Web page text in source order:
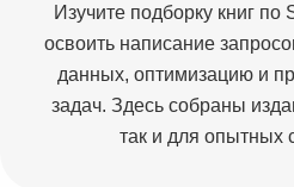
Изучите подборку книг по
освоить написание
данных, оптимизацию и
задач. Здесь собраны
так и для опытных